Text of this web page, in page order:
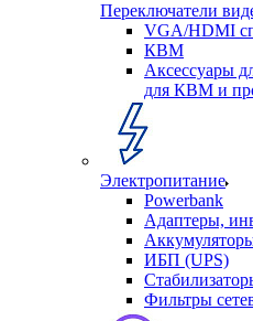
Переключатели
VGA/HDMI
КВМ
Аксессуары
для КВМ и
Электропитание
Powerbank
Адаптеры,
ИБП (UPS)
Фильтры